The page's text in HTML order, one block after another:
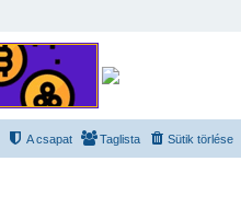
Sütik törlése
Taglista
A csapat